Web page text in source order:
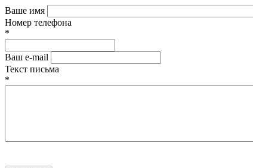
Ваше имя
Номер телефона
*
Ваш e-mail
Текст письма
*